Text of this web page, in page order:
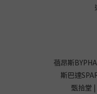
蓓昂斯
斯巴達
甄拾堂